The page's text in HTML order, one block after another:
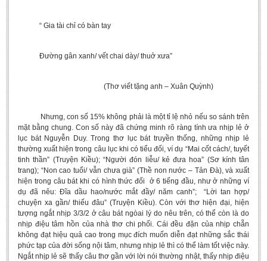
“ Gia tài chỉ có bàn tay
Đường gân xanh/ vết chai dày/ thuở xưa”
(Thơ viết tặng anh – Xuân Quỳnh)
Nhưng, con số 15% không phải là một tỉ lệ nhỏ nếu so sánh trên
mặt bằng chung. Con số này đã chứng minh rõ ràng tính ưa nhịp lẻ ở
lục bát Nguyễn Duy. Trong thơ lục bát truyền thống, những nhịp lẻ
thường xuất hiện trong câu lục khi có tiểu đối, ví dụ “Mai cốt cách/, tuyết
tinh thần” (Truyện Kiều); “Người đón liễu/ kẻ đưa hoa” (Sơ kính tân
trang); “Non cao tuổi/ vẫn chưa già” (Thề non nước – Tản Đà), và xuất
hiện trong câu bát khi có hình thức đối ở 6 tiếng đầu, như ở những ví
dụ đã nêu: Đĩa dầu hao/nước mắt đầy/ năm canh”; “Lời tan hợp/
chuyện xa gần/ thiếu đâu” (Truyện Kiều). Còn với thơ hiện đại, hiện
tượng ngắt nhịp 3/3/2 ở câu bát ngòai lý do nêu trên, có thể còn là do
nhịp điệu tâm hồn của nhà thơ chi phối. Cái đều đặn của nhịp chẵn
không đạt hiệu quả cao trong mục đích muốn diễn đạt những sắc thái
phức tạp của đời sống nội tâm, nhưng nhịp lẻ thì có thể làm tốt việc này.
Ngắt nhịp lẻ sẽ thấy câu thơ gần với lời nói thường nhật, thấy nhịp điệu